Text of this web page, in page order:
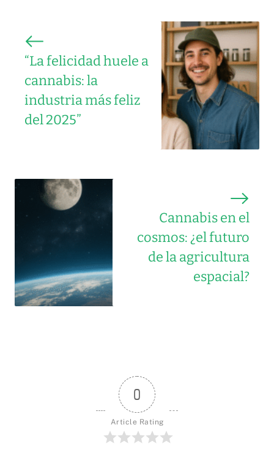
“La felicidad huele a
cannabis: la
industria más feliz
del 2025”
Cannabis en el
cosmos: ¿el futuro
de la agricultura
espacial?
0
Article Rating